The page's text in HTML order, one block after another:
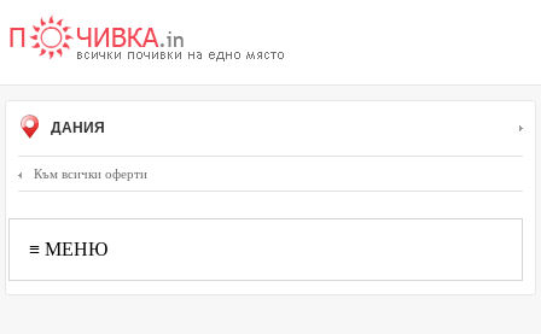
ДАНИЯ
Към всички оферти
≡ МЕНЮ